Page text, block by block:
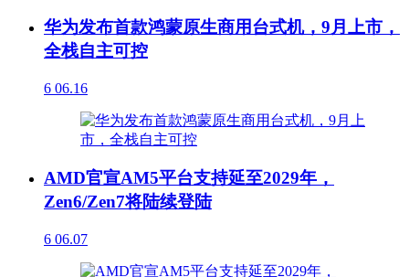
华为发布首款鸿蒙原生商用台式机，9月上市，
全栈自主可控
6 06.16
AMD官宣AM5平台支持延至2029年，
Zen6/Zen7将陆续登陆
6 06.07